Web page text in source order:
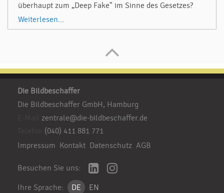
überhaupt zum „Deep Fake" im Sinne des Gesetzes?
Weiterlesen...
Die Bildbeschaffer
Die Bildbeschaffer GmbH, Hamburg
zentrale@die-bildbeschaffer.de
(040) 411 881 771
Impressum Kontakt Datenschutz AGB
Besuchen Sie uns:
Ihre Sprache: DE EN